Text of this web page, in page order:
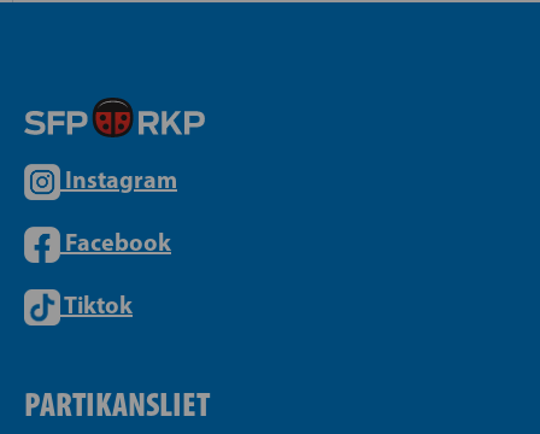
Instagram
Facebook
Tiktok
PARTIKANSLIET